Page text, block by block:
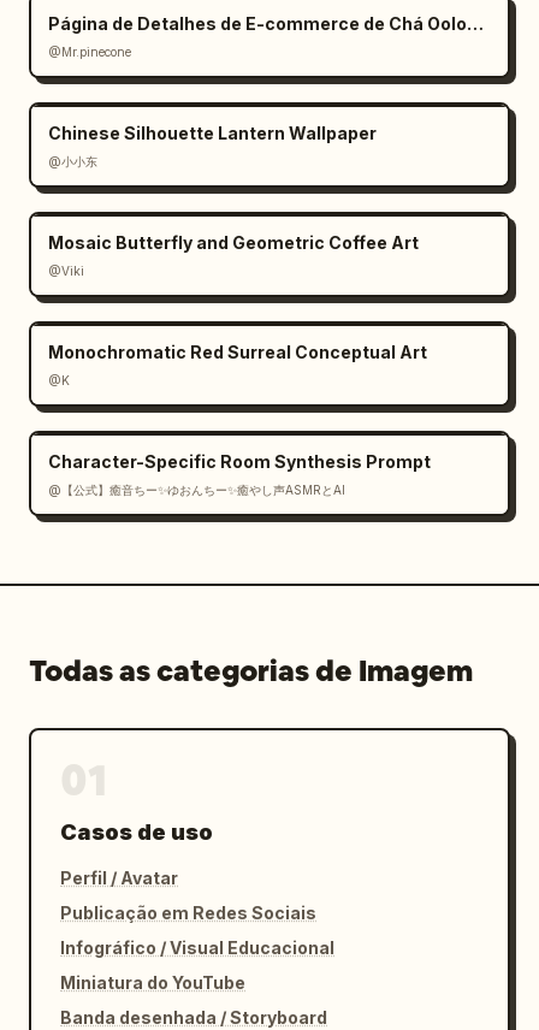
Página de Detalhes de E-commerce de Chá Oolong Estilo Zen
@Mr.pinecone
Chinese Silhouette Lantern Wallpaper
@小小东
Mosaic Butterfly and Geometric Coffee Art
@Viki
Monochromatic Red Surreal Conceptual Art
@K
Character-Specific Room Synthesis Prompt
@【公式】癒音ちー✨ゆおんちー✨癒やし声ASMRとAI
Todas as categorias de Imagem
Casos de uso
Perfil / Avatar
Publicação em Redes Sociais
Infográfico / Visual Educacional
Miniatura do YouTube
Banda desenhada / Storyboard